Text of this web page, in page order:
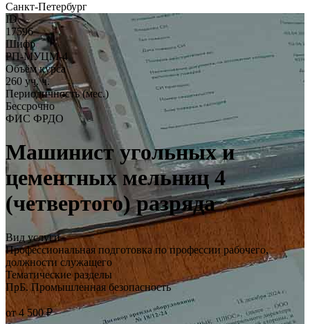
Санкт-Петербург
ID
17596
Шифр
РП-МУЦМ-4
Объём курса
260 уч. ч.
Периодичность (мес.)
Бессрочно
ФИС ФРДО
Машинист угольных и
цементных мельниц 4
(четвертого) разряда
Вид услуги
Профессиональная подготовка по профессии рабочего,
должности служащего
Тематические разделы
ПрБ. Промышленная безопасность
от 4 500 ₽